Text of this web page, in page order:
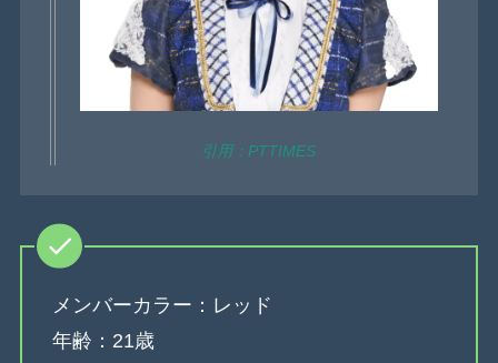
引用：PTTIMES
メンバーカラー：レッド
年齢：21歳